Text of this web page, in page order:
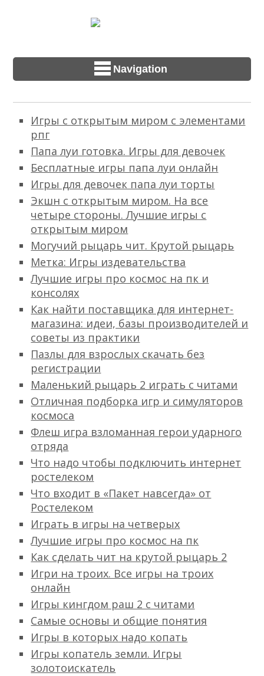
Navigation
Игры с открытым миром с элементами
рпг
Папа луи готовка. Игры для девочек
Бесплатные игры папа луи онлайн
Игры для девочек папа луи торты
Экшн с открытым миром. На все
четыре стороны. Лучшие игры с
открытым миром
Могучий рыцарь чит. Крутой рыцарь
Метка: Игры издевательства
Лучшие игры про космос на пк и
консолях
Как найти поставщика для интернет-
магазина: идеи, базы производителей и
советы из практики
Пазлы для взрослых скачать без
регистрации
Маленький рыцарь 2 играть с читами
Отличная подборка игр и симуляторов
космоса
Флеш игра взломанная герои ударного
отряда
Что надо чтобы подключить интернет
ростелеком
Что входит в «Пакет навсегда» от
Ростелеком
Играть в игры на четверых
Лучшие игры про космос на пк
Как сделать чит на крутой рыцарь 2
Игри на троих. Все игры на троих
онлайн
Игры кингдом раш 2 с читами
Самые основы и общие понятия
Игры в которых надо копать
Игры копатель земли. Игры
золотоискатель